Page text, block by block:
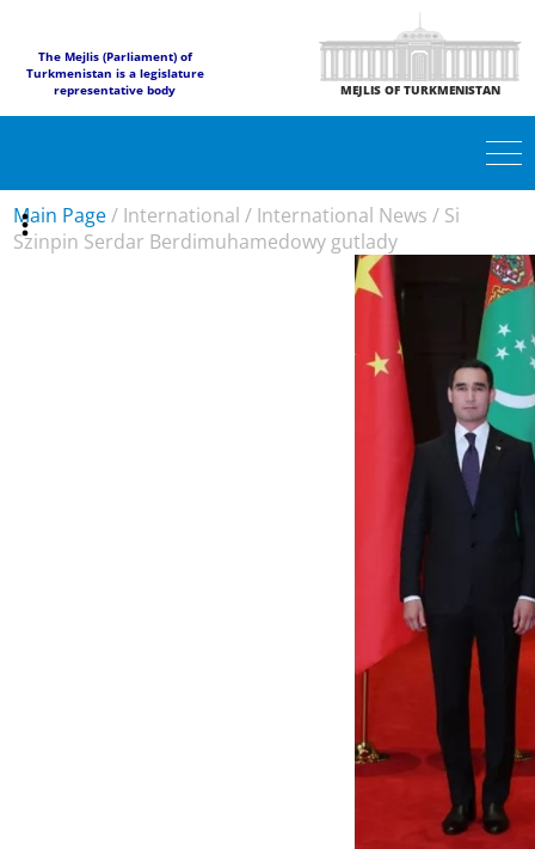
The Mejlis (Parliament) of
Turkmenistan is a legislature
representative body
MEJLIS OF TURKMENISTAN
Main Page/ International / International News / Si
Szinpin Serdar Berdimuhamedowy gutlady